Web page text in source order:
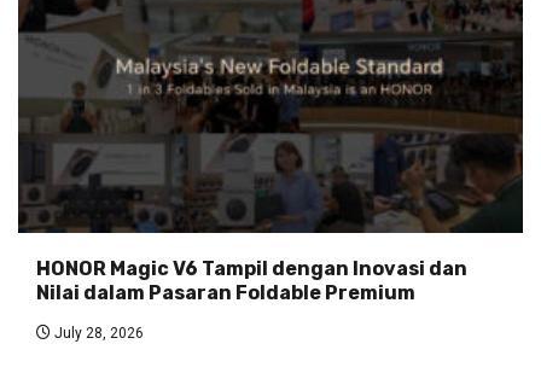
HONOR Magic V6 Tampil dengan Inovasi dan
Nilai dalam Pasaran Foldable Premium
July 28, 2026